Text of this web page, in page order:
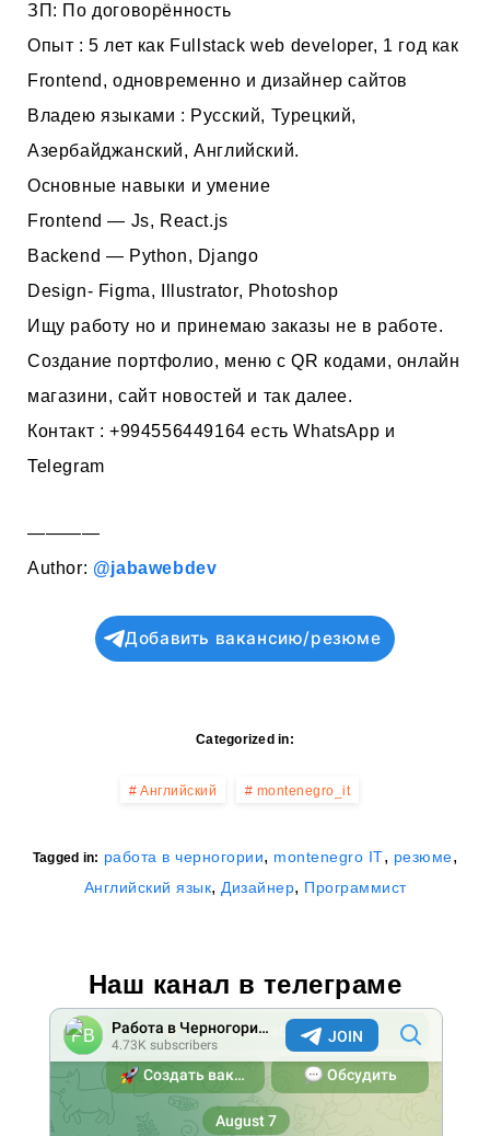
ЗП: По договорённость
Опыт : 5 лет как Fullstack web developer, 1 год как
Frontend, одновременно и дизайнер сайтов
Владею языками : Русский, Турецкий,
Азербайджанский, Английский.
Основные навыки и умение
Frontend — Js, React.js
Backend — Python, Django
Design- Figma, Illustrator, Photoshop
Ищу работу но и принемаю заказы не в работе.
Создание портфолио, меню с QR кодами, онлайн
магазини, сайт новостей и так далее.
Контакт : +994556449164 есть WhatsApp и
Telegram
————
Author: @jabawebdev
Добавить вакансию/резюме
Categorized in:
Английский montenegro_it
Tagged in: работа в черногории, montenegro IT, резюме,
Английский язык, Дизайнер, Программист
Наш канал в телеграме